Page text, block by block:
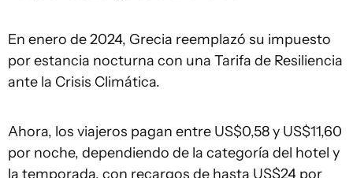
En enero de 2024, Grecia reemplazó su impuesto
por estancia nocturna con una Tarifa de Resiliencia
ante la Crisis Climática.
Ahora, los viajeros pagan entre US$0,58 y US$11,60
por noche, dependiendo de la categoría del hotel y
la temporada, con recargos de hasta US$24 por